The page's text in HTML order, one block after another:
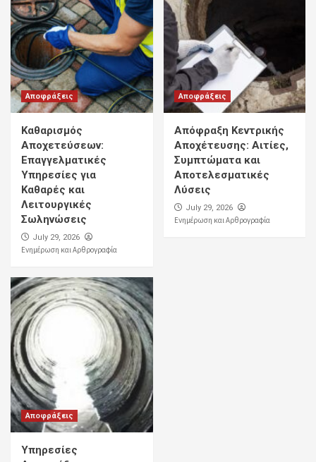
Αποφράξεις
Καθαρισμός
Αποχετεύσεων:
Επαγγελματικές
Υπηρεσίες για
Καθαρές και
Λειτουργικές
Σωληνώσεις
July 29, 2026
Ενημέρωση και Αρθρογραφία
Αποφράξεις
Απόφραξη Κεντρικής
Αποχέτευσης: Αιτίες,
Συμπτώματα και
Αποτελεσματικές
Λύσεις
July 29, 2026
Ενημέρωση και Αρθρογραφία
Αποφράξεις
Υπηρεσίες